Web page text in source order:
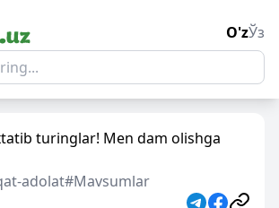
O'zЎз
turinglar! Men dam olishga
adolat#Mavsumlar